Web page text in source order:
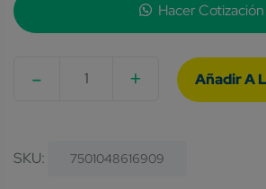
Hacer Cotización
- +
SKU: 7501048616909